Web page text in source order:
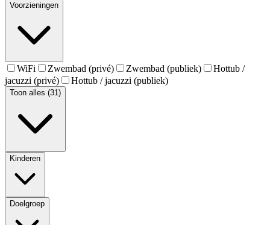
Voorzieningen
WiFi Zwembad (privé) Zwembad (publiek)
Hottub /
jacuzzi (privé)
Hottub / jacuzzi (publiek)
Toon alles (31)
Kinderen
Doelgroep